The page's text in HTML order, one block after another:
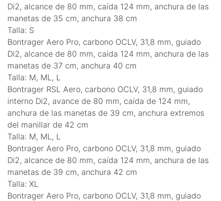
Di2, alcance de 80 mm, caída 124 mm, anchura de las
manetas de 35 cm, anchura 38 cm
Talla: S
Bontrager Aero Pro, carbono OCLV, 31,8 mm, guiado
Di2, alcance de 80 mm, caída 124 mm, anchura de las
manetas de 37 cm, anchura 40 cm
Talla: M, ML, L
Bontrager RSL Aero, carbono OCLV, 31,8 mm, guiado
interno Di2, avance de 80 mm, caída de 124 mm,
anchura de las manetas de 39 cm, anchura extremos
del manillar de 42 cm
Talla: M, ML, L
Bontrager Aero Pro, carbono OCLV, 31,8 mm, guiado
Di2, alcance de 80 mm, caída 124 mm, anchura de las
manetas de 39 cm, anchura 42 cm
Talla: XL
Bontrager Aero Pro, carbono OCLV, 31,8 mm, guiado